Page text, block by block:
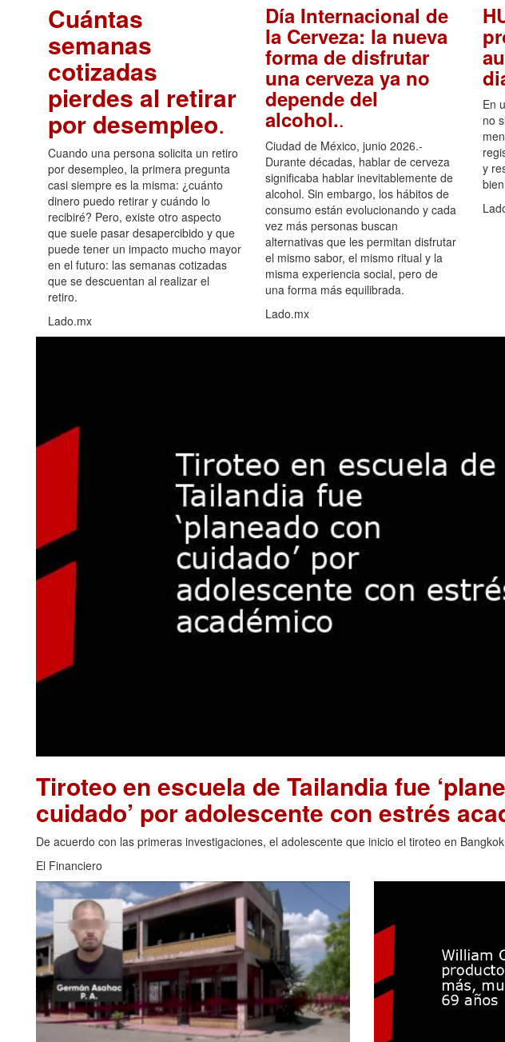
Cuántas
semanas
cotizadas
pierdes al retirar
por desempleo.
Cuando una persona solicita un retiro
por desempleo, la primera pregunta
casi siempre es la misma: ¿cuánto
dinero puedo retirar y cuándo lo
recibiré? Pero, existe otro aspecto
que suele pasar desapercibido y que
puede tener un impacto mucho mayor
en el futuro: las semanas cotizadas
que se descuentan al realizar el
retiro.
Lado.mx
Día Internacional de
la Cerveza: la nueva
forma de disfrutar
una cerveza ya no
depende del
alcohol..
Ciudad de México, junio 2026.-
Durante décadas, hablar de cerveza
significaba hablar inevitablemente de
alcohol. Sin embargo, los hábitos de
consumo están evolucionando y cada
vez más personas buscan
alternativas que les permitan disfrutar
el mismo sabor, el mismo ritual y la
misma experiencia social, pero de
una forma más equilibrada.
Lado.mx
En
no
y
Tiroteo en escuela de Tailandia fue
cuidado’ por adolescente con estrés
De acuerdo con las primeras investigaciones, el adolescente que inicio el tiroteo en
El Financiero